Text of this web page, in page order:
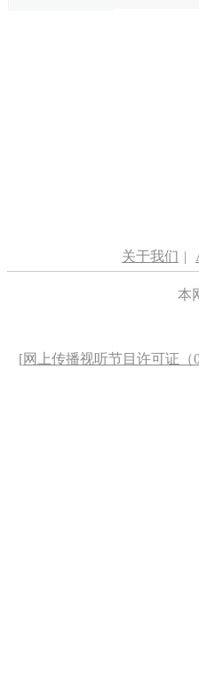
关于我们 |
本
[网上传播视听节目许可证（